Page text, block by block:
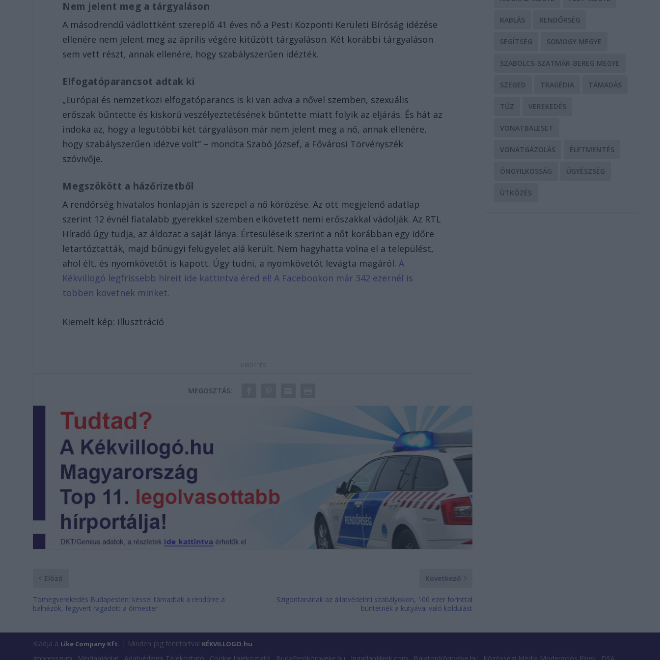
Nem jelent meg a tárgyaláson
A másodrendű vádlottként szereplő 41 éves nő a Pesti Központi Kerületi Bíróság idézése
ellenére nem jelent meg az április végére kitűzött tárgyaláson. Két korábbi tárgyaláson
sem vett részt, annak ellenére, hogy szabályszerűen idézték.
Elfogatóparancsot adtak ki
„Európai és nemzetközi elfogatóparancs is ki van adva a nővel szemben, szexuális
erőszak bűntette és kiskorú veszélyeztetésének bűntette miatt folyik az eljárás. És hát az
indoka az, hogy a legutóbbi két tárgyaláson már nem jelent meg a nő, annak ellenére,
hogy szabályszerűen idézve volt” – mondta Szabó József, a Fővárosi Törvényszék
szóvivője.
Megszökött a házőrizetből
A rendőrség hivatalos honlapján is szerepel a nő körözése. Az ott megjelenő adatlap
szerint 12 évnél fiatalabb gyerekkel szemben elkövetett nemi erőszakkal vádolják. Az RTL
Híradó úgy tudja, az áldozat a saját lánya. Értesüléseik szerint a nőt korábban egy időre
letartóztatták, majd bűnügyi felügyelet alá került. Nem hagyhatta volna el a települést,
ahol élt, és nyomkövetőt is kapott. Úgy tudni, a nyomkövetőt levágta magáról.A
Kékvillogó legfrissebb híreit ide kattintva éred el! A Facebookon már 342 ezernél is
többen követnek minket.
Kiemelt kép: illusztráció
MEGOSZTÁS:
Előző
Tömegverekedés Budapesten: késsel támadtak a rendőrre a
balhézók, fegyvert ragadott a őrmester
Következő
Szigorítanának az állatvédelmi szabályokon, 100 ezer forinttal
büntetnék a kutyával való koldulást
RABLÁS RENDŐRSÉG
SEGÍTSÉG SOMOGY MEGYE
SZABOLCS-SZATMÁR-BEREG MEGYE
SZEGED TRAGÉDIA TÁMADÁS
TŰZ VEREKEDÉS
VONATBALESET
VONATGÁZOLÁS ÉLETMENTÉS
ÖNGYILKOSSÁG ÜGYÉSZSÉG
ÜTKÖZÉS
Kiadja a Like Company Kft. | Minden jog fenntartva! KÉKVILLOGO.hu